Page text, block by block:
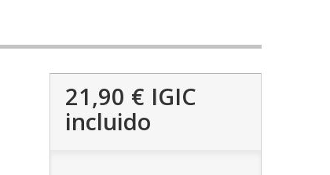
21,90 € IGIC
incluido